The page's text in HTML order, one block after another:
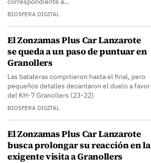
BIOSFERA DIGITAL
El Zonzamas Plus Car Lanzarote
se queda a un paso de puntuar en
Granollers
Las batateras compitieron hasta el final, pero
pequeños detalles decantaron el duelo a favor
del KH-7 Granollers (23-22)
BIOSFERA DIGITAL
El Zonzamas Plus Car Lanzarote
busca prolongar su reacción en la
exigente visita a Granollers